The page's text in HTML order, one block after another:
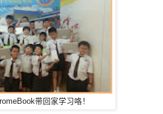
带回家学习咯！